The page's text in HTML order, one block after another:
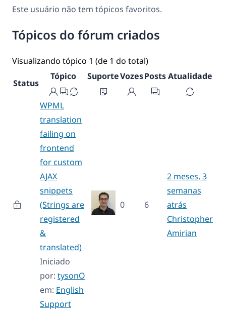
Este usuário não tem tópicos favoritos.
Tópicos do fórum criados
Visualizando tópico 1 (de 1 do total)
Status
Tópico SuporteVozesPostsAtualidade
WPML
translation
failing on
frontend
for custom
AJAX
snippets
(Strings are
registered
&
translated)
Iniciado
por: tysonO
em: English
Support
0 6
2 meses, 3
semanas
atrás
Christopher
Amirian